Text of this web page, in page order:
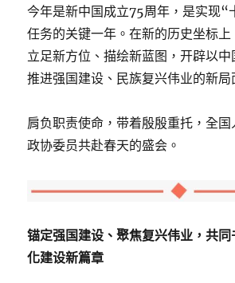
今年是新中国成立75周年，是实现“
任务的关键一年。在新的历史坐标
立足新方位、描绘新蓝图，开辟以
推进强国建设、民族复兴伟业的新局
肩负职责使命，带着殷殷重托，全国
政协委员共赴春天的盛会。
锚定强国建设、聚焦复兴伟业，共
化建设新篇章